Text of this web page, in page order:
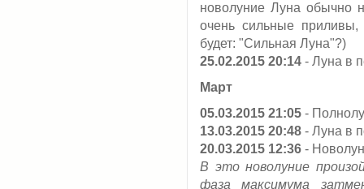
новолуние Луна обычно
очень сильные
будет: "Сильная Луна"?)
25.02.2015 20:14 - Луна в
Март
05.03.2015 21:05 -
13.03.2015 20:48 - Луна в
20.03.2015 12:36 -
В это новолуние
фаза максимума